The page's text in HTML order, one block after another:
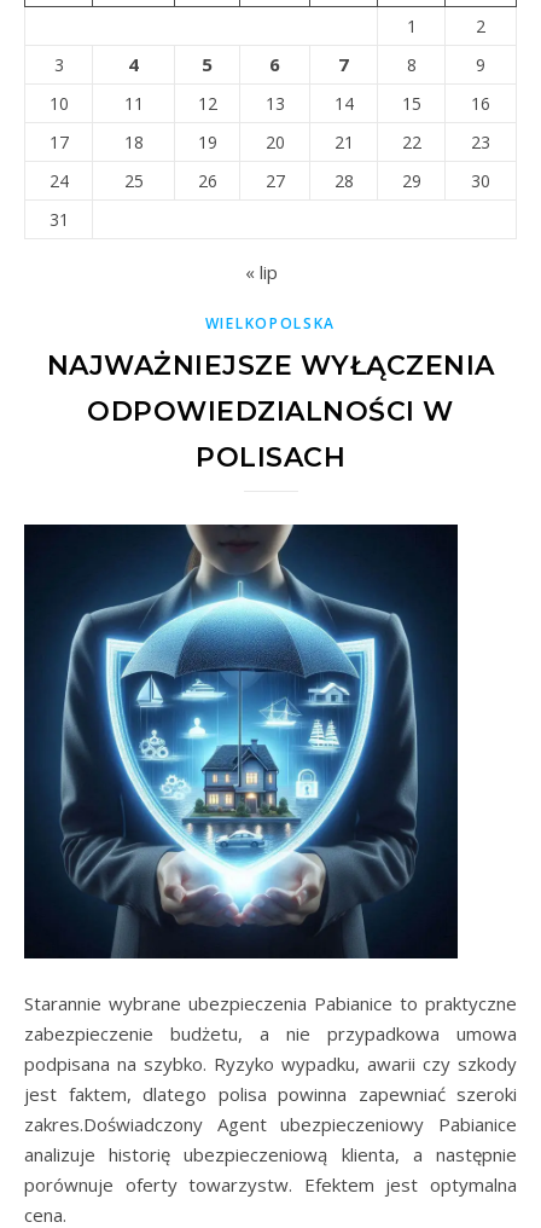
1
2
3
4 5 6 7 8
9
10
11 12 13 14 15
16
17
18 19 20 21 22
23
24
25 26 27 28 29
30
31
« lip
WIELKOPOLSKA
NAJWAŻNIEJSZE WYŁĄCZENIA
ODPOWIEDZIALNOŚCI W
POLISACH
Starannie wybrane ubezpieczenia Pabianice to praktyczne
zabezpieczenie budżetu, a nie przypadkowa umowa
podpisana na szybko. Ryzyko wypadku, awarii czy szkody
jest faktem, dlatego polisa powinna zapewniać szeroki
zakres.Doświadczony Agent ubezpieczeniowy Pabianice
analizuje historię ubezpieczeniową klienta, a następnie
porównuje oferty towarzystw. Efektem jest optymalna
cena.